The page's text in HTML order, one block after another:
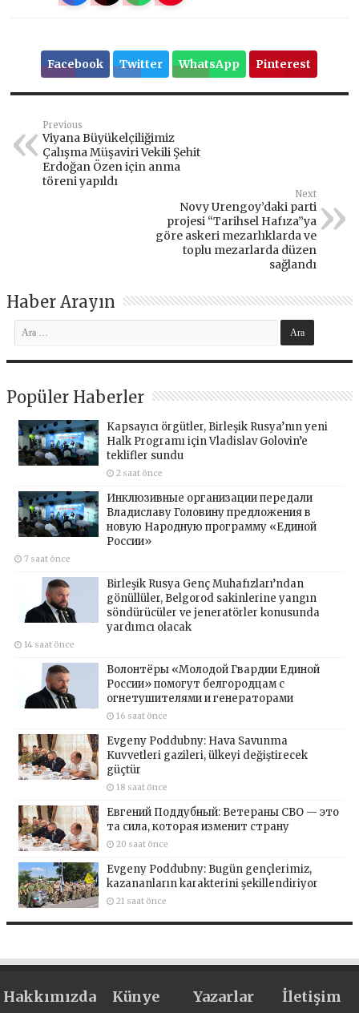
Facebook Twitter WhatsApp Pinterest
Previous
Viyana Büyükelçiliğimiz
Çalışma Müşaviri Vekili Şehit
Erdoğan Özen için anma
töreni yapıldı
Next
Novy Urengoy’daki parti
projesi “Tarihsel Hafıza”ya
göre askeri mezarlıklarda ve
toplu mezarlarda düzen
sağlandı
Haber Arayın
Popüler Haberler
Kapsayıcı örgütler, Birleşik Rusya’nın yeni
Halk Programı için Vladislav Golovin’e
teklifler sundu
2 saat önce
Инклюзивные организации передали
Владиславу Головину предложения в
новую Народную программу «Единой
России»
7 saat önce
Birleşik Rusya Genç Muhafızları’ndan
gönüllüler, Belgorod sakinlerine yangın
söndürücüler ve jeneratörler konusunda
yardımcı olacak
14 saat önce
Волонтёры «Молодой Гвардии Единой
России» помогут белгородцам с
огнетушителями и генераторами
16 saat önce
Evgeny Poddubny: Hava Savunma
Kuvvetleri gazileri, ülkeyi değiştirecek
güçtür
18 saat önce
Евгений Поддубный: Ветераны СВО — это
та сила, которая изменит страну
20 saat önce
Evgeny Poddubny: Bugün gençlerimiz,
kazananların karakterini şekillendiriyor
21 saat önce
Hakkımızda Künye Yazarlar İletişim